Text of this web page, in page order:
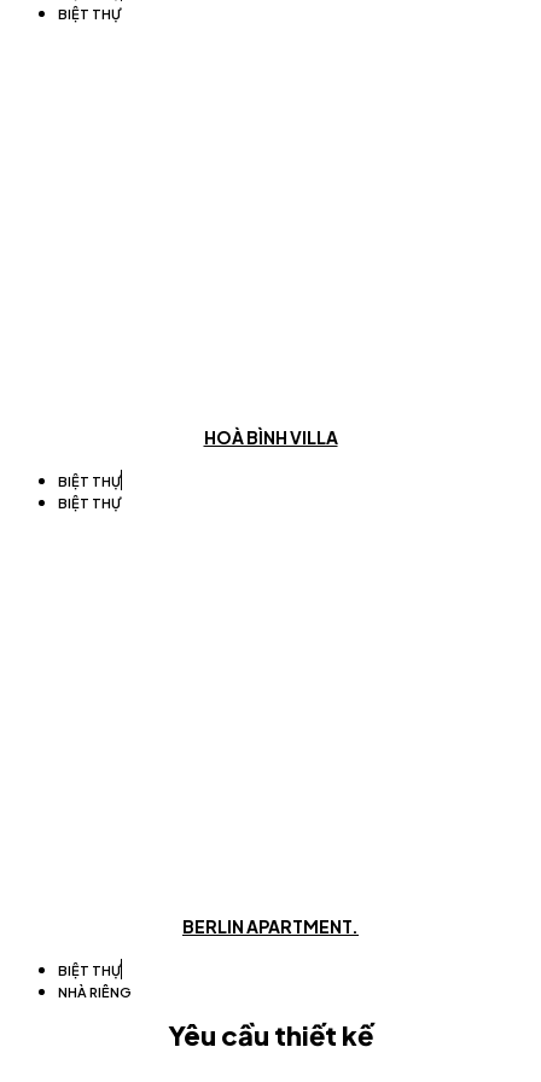
BIỆT THỰ
HOÀ BÌNH VILLA
BIỆT THỰ
BIỆT THỰ
BERLIN APARTMENT.
BIỆT THỰ
NHÀ RIÊNG
Yêu cầu thiết kế